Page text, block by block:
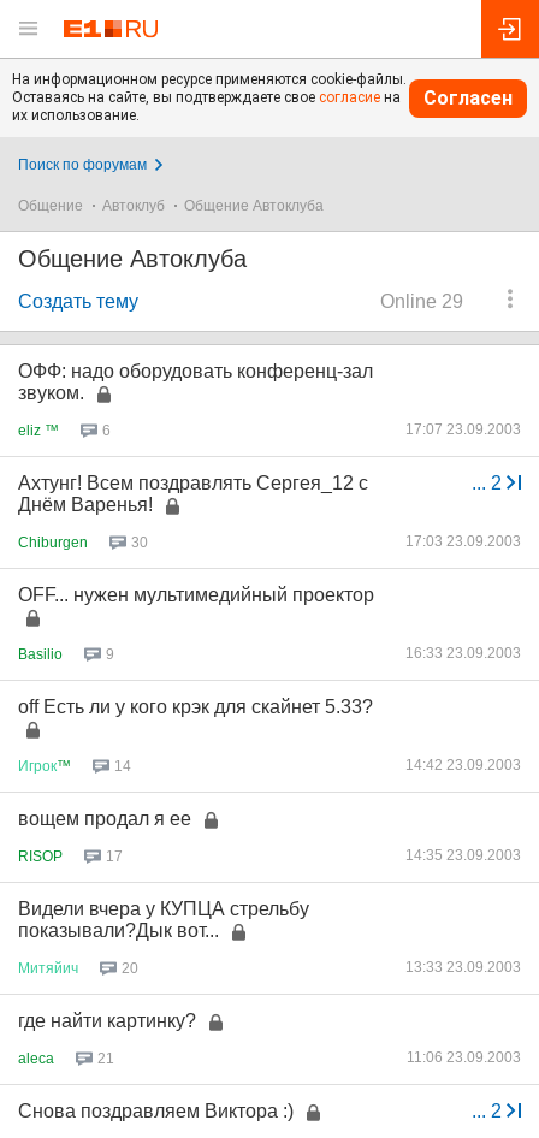
На информационном ресурсе применяются cookie-файлы.
Оставаясь на сайте, вы подтверждаете свое согласие на
их использование.
Согласен
Поиск по форумам
Общение Автоклуб Общение Автоклуба
Общение Автоклуба
Online 29
Создать тему
ОФФ: надо оборудовать конференц-зал
звуком.
eliz ™ 6 17:07 23.09.2003
... 2
Ахтунг! Всем поздравлять Сергея_12 с
Днём Варенья!
Chiburgen 30 17:03 23.09.2003
OFF... нужен мультимедийный проектор
Basilio 9 16:33 23.09.2003
off Есть ли у кого крэк для скайнет 5.33?
Игрок™ 14 14:42 23.09.2003
вощем продал я ее
RISOP 17 14:35 23.09.2003
Видели вчера у КУПЦА стрельбу
показывали?Дык вот...
Митяйич 20 13:33 23.09.2003
где найти картинку?
aleca 21 11:06 23.09.2003
... 2
Снова поздравляем Виктора :)